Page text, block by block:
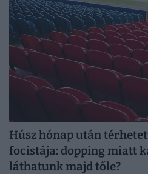
Húsz hónap után
focistája: dopping miatt
láthatunk majd tőle?